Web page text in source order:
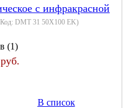
с инфракрасной
DMT 31 50X100 EK)
(1)
В список